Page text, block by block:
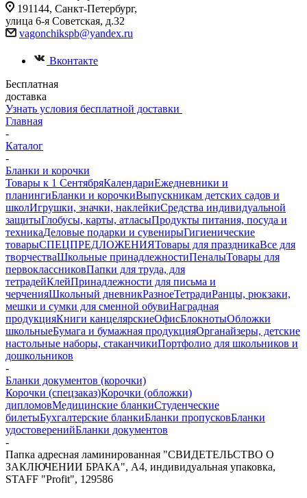
191144, Санкт-Петербург,
улица 6-я Советская, д.32
vagonchikspb@yandex.ru
Вконтакте
Бесплатная
доставка
Узнать условия бесплатной доставки
Главная
-
Каталог
-
Бланки и корочки
Товары к 1 СентябряКалендариЕжедневники и
планингиБланки и корочкиВыпускникам детских садов и
школИгрушки, значки, наклейкиСредства индивидуальной
защитыГлобусы, карты, атласыПродукты питания, посуда и
техникаДеловые подарки и сувенирыГигиенические
товарыСПЕЦПРЕДЛОЖЕНИЯТовары для праздникаВсе для
творчестваШкольные принадлежностиПеналыТовары для
первоклассниковПапки для труда, для
тетрадейКлейПринадлежности для письма и
черченияШкольный дневникРазноеТетрадиРанцы, рюкзаки,
мешки и сумки для сменной обувиНаградная
продукцияКниги канцелярскиеОфисБлокнотыОбложки
школьныеБумага и бумажная продукцияОрганайзеры, детские
настольные наборы, стаканчикиПортфолио для школьников и
дошкольников
-
Бланки документов (корочки)
Корочки (спецзаказ)Корочки (обложки)
дипломовМедицинские бланкиСтуденческие
билетыБухгалтерские бланкиБланки пропусковБланки
удостоверенийБланки документов
-
Папка адресная ламинированная "СВИДЕТЕЛЬСТВО О
ЗАКЛЮЧЕНИИ БРАКА", А4, индивидуальная упаковка,
STAFF "Profit", 129586